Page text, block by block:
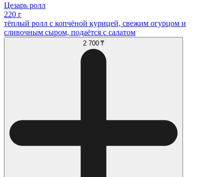
Цезарь ролл
220 г
тёплый ролл с копчёной курицей, свежим огурцом и
сливочным сыром, подаётся с салатом
2 700 ₸